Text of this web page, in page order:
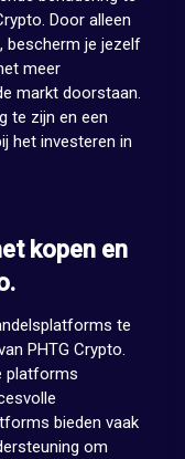
Door alleen
bescherm je jezelf
meer
markt doorstaan.
te zijn en een
het investeren in
kopen en
te
PHTG Crypto.
platforms
bieden vaak
om